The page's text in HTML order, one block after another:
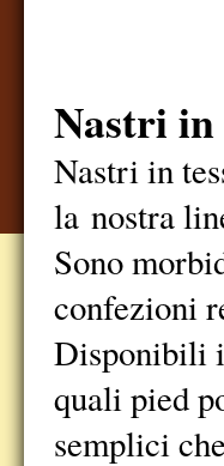
Nastri in
Nastri in
la nostra
Sono
confezioni
Disponibili
quali pied
semplici